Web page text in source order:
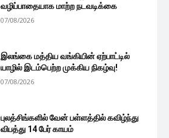
வழிப்பாதையாக மாற்ற நடவடிக்கை
07/08/2026
இலங்கை மத்திய வங்கியின் ஏற்பாட்டில்
யாழில் இடம்பெற்ற முக்கிய நிகழ்வு!
07/08/2026
புலத்சிங்களில் வேன் பள்ளத்தில் கவிழ்ந்து
விபத்து 14 பேர் காயம்